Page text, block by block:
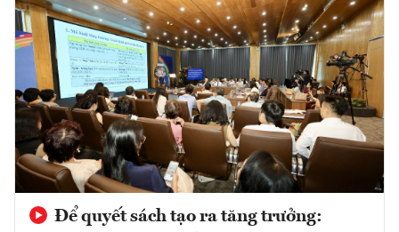
Để quyết sách tạo ra tăng trưởng: